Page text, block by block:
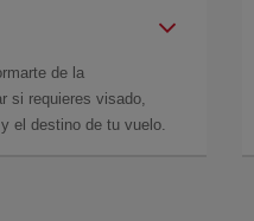
de la
si requieres visado,
el destino de tu vuelo.